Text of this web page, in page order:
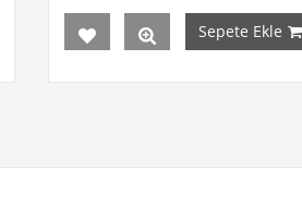
Sepete Ekle